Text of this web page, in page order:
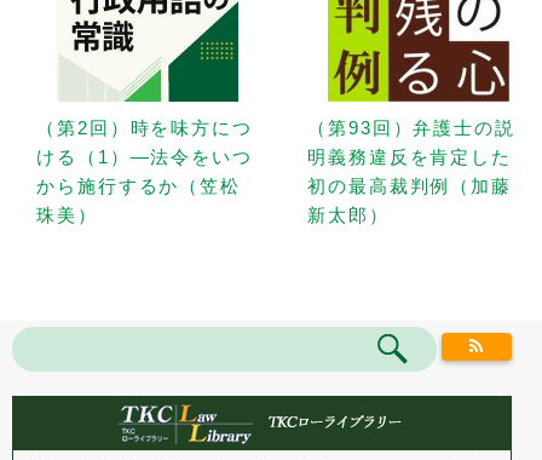
（第2回）時を味方につ
ける（1）—法令をいつ
から施行するか（笠松
珠美）
（第93回）弁護士の説
明義務違反を肯定した
初の最高裁判例（加藤
新太郎）